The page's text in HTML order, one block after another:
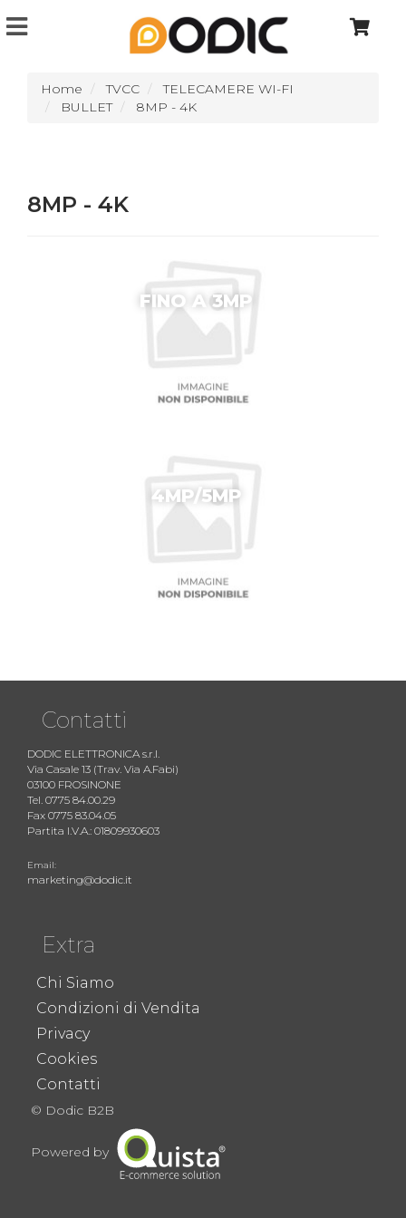
Home TVCC
TELECAMERE WI-FI
BULLET
8MP - 4K
8MP - 4K
FINO A 3MP
4MP/5MP
Contatti
DODIC ELETTRONICA s.r.l.
Via Casale 13 (Trav. Via A.Fabi)
03100 FROSINONE
Tel. 0775 84.00.29
Fax 0775 83.04.05
Partita I.V.A.: 01809930603
Email:
marketing@dodic.it
Extra
Chi Siamo
Condizioni di Vendita
Privacy
Cookies
Contatti
© Dodic B2B
Powered by